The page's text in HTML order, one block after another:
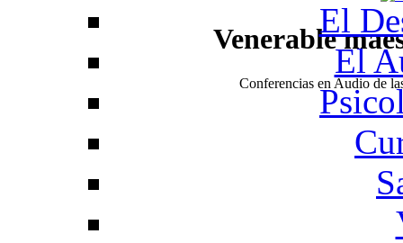
Venerable
Conferencias en Audio de
El
El